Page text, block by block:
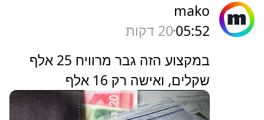
mako
05:5220 דקות
במקצוע הזה גבר מרוויח 25 אלף
שקלים, ואישה רק 16 אלף